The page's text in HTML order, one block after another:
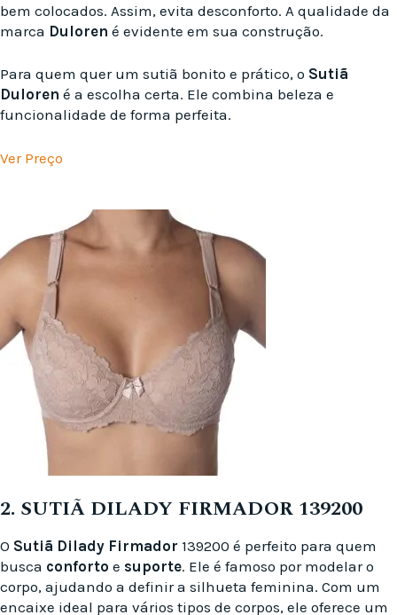
bem colocados. Assim, evita desconforto. A qualidade da
marca Duloren é evidente em sua construção.
Para quem quer um sutiã bonito e prático, o Sutiã
Duloren é a escolha certa. Ele combina beleza e
funcionalidade de forma perfeita.
Ver Preço
2. SUTIÃ DILADY FIRMADOR 139200
O Sutiã Dilady Firmador 139200 é perfeito para quem
busca conforto e suporte. Ele é famoso por modelar o
corpo, ajudando a definir a silhueta feminina. Com um
encaixe ideal para vários tipos de corpos, ele oferece um